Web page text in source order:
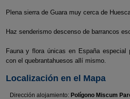
Plena sierra de Guara muy cerca de
Haz senderismo descenso de barrancos
Fauna y flora únicas en España especial
con el quebrantahuesos allí mismo.
Localización en el Mapa
Dirección alojamiento: Polígono Miscum